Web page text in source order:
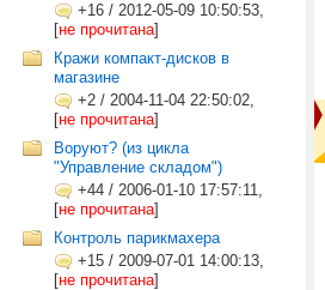
+16 / 2012-05-09 10:50:53,
[не прочитана]
Кражи компакт-дисков в
магазине
+2 / 2004-11-04 22:50:02,
[не прочитана]
Воруют? (из цикла
"Управление складом")
+44 / 2006-01-10 17:57:11,
[не прочитана]
Контроль парикмахера
+15 / 2009-07-01 14:00:13,
[не прочитана]